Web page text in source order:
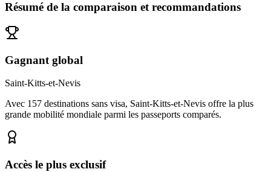
Résumé de la comparaison et recommandations
Gagnant global
Saint-Kitts-et-Nevis
Avec 157 destinations sans visa, Saint-Kitts-et-Nevis offre la plus
grande mobilité mondiale parmi les passeports comparés.
Accès le plus exclusif